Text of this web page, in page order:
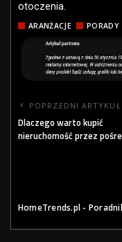
otoczenia.
ARANŻACJE PORADY
POPRZEDNI ARTYKUŁ
Dlaczego warto kupić
nieruchomość przez
HomeTrends.pl -